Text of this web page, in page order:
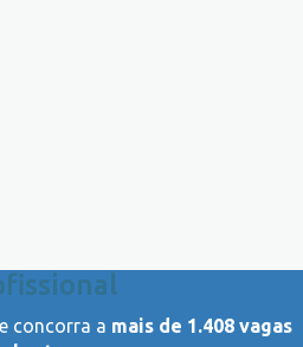
concorra a mais de 1.408 vagas